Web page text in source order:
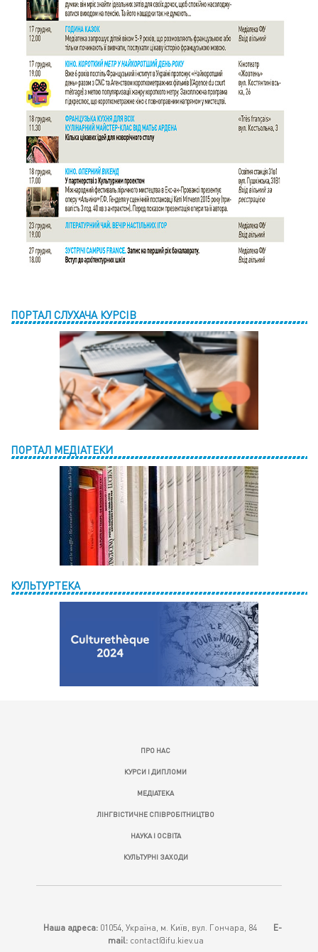
ПОРТАЛ СЛУХАЧА КУРСІВ
ПОРТАЛ МЕДІАТЕКИ
КУЛЬТУРТЕКА
ПРО НАС
КУРСИ І ДИПЛОМИ
МЕДІАТЕКА
ЛІНГВІСТИЧНЕ СПІВРОБІТНИЦТВО
НАУКА І ОСВІТА
КУЛЬТУРНІ ЗАХОДИ
Наша адреса: 01054, Україна, м. Київ, вул. Гончара, 84
E-
mail: contact@ifu.kiev.ua